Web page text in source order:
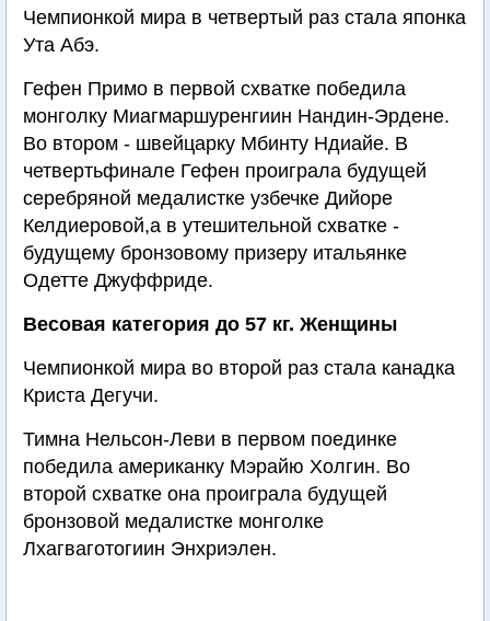
Чемпионкой мира в четвертый раз стала японка
Ута Абэ.
Гефен Примо в первой схватке победила
монголку Миагмаршуренгиин Нандин-Эрдене.
Во втором - швейцарку Мбинту Ндиайе. В
четвертьфинале Гефен проиграла будущей
серебряной медалистке узбечке Дийоре
Келдиеровой,а в утешительной схватке -
будущему бронзовому призеру итальянке
Одетте Джуффриде.
Весовая категория до 57 кг. Женщины
Чемпионкой мира во второй раз стала канадка
Криста Дегучи.
Тимна Нельсон-Леви в первом поединке
победила американку Мэрайю Холгин. Во
второй схватке она проиграла будущей
бронзовой медалистке монголке
Лхагваготогиин Энхриэлен.